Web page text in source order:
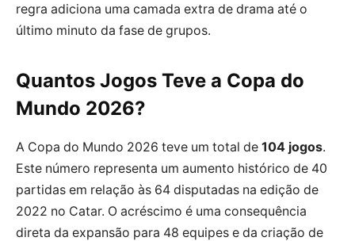
regra adiciona uma camada extra de drama até o
último minuto da fase de grupos.
Quantos Jogos Teve a Copa do
Mundo 2026?
A Copa do Mundo 2026 teve um total de 104 jogos.
Este número representa um aumento histórico de 40
partidas em relação às 64 disputadas na edição de
2022 no Catar. O acréscimo é uma consequência
direta da expansão para 48 equipes e da criação de